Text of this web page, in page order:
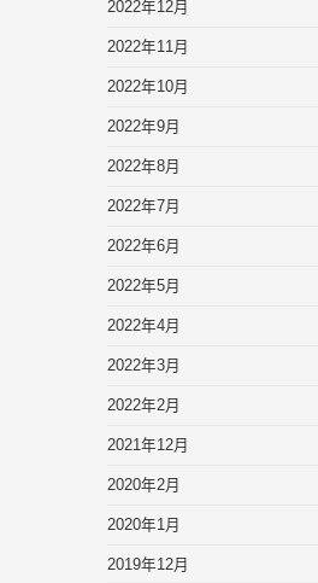
2022年12月
2022年11月
2022年10月
2022年9月
2022年8月
2022年7月
2022年6月
2022年5月
2022年4月
2022年3月
2022年2月
2021年12月
2020年2月
2020年1月
2019年12月